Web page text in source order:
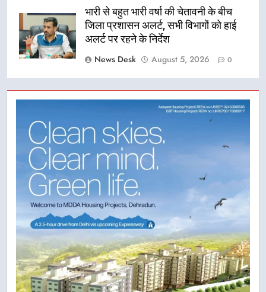
भारी से बहुत भारी वर्षा की चेतावनी के बीच
जिला प्रशासन अलर्ट, सभी विभागों को हाई
अलर्ट पर रहने के निर्देश
News Desk
August 5, 2026 0